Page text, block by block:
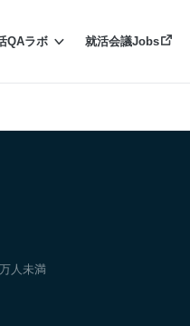
QAラボ 就活会議Jobs
人未満